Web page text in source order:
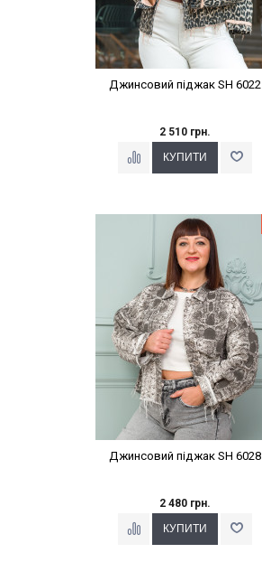
Джинсовий піджак SH 6022
2 510 грн.
Наклейки Варіант з %
Джинсовий піджак SH 6028
2 480 грн.